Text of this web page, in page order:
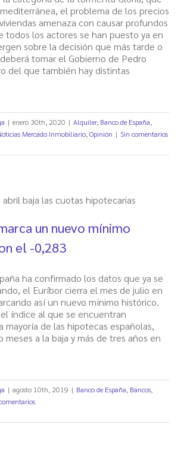
el problema de los precios
amenaza con causar profundos
todos los actores se han puesto ya en
sobre la decisión que más tarde o
tomar el Gobierno de Pedro
del que también hay distintas
| enero 30th, 2020 | Alquiler, Banco de España
Mercado Inmobiliario Opinión | Sin comentarios
un nuevo mínimo
el -0,283
ha confirmado los datos que ya se
el Euríbor cierra el mes de julio en
así un nuevo mínimo histórico.
índice al que se encuentran
mayoría de las hipotecas españolas,
meses a la baja y más de tres años en
| agosto 10th, 2019 | Banco de España Bancos